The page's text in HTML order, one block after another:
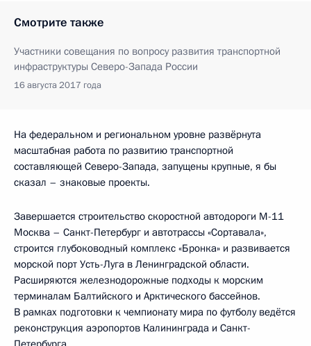
Смотрите также
Участники совещания по вопросу развития транспортной
инфраструктуры Северо-Запада России
16 августа 2017 года
На федеральном и региональном уровне развёрнута
масштабная работа по развитию транспортной
составляющей Северо-Запада, запущены крупные, я бы
сказал – знаковые проекты.
Завершается строительство скоростной автодороги М-11
Москва – Санкт-Петербург и автотрассы «Сортавала»,
строится глубоководный комплекс «Бронка» и развивается
морской порт Усть-Луга в Ленинградской области.
Расширяются железнодорожные подходы к морским
терминалам Балтийского и Арктического бассейнов.
В рамках подготовки к чемпионату мира по футболу ведётся
реконструкция аэропортов Калининграда и Санкт-